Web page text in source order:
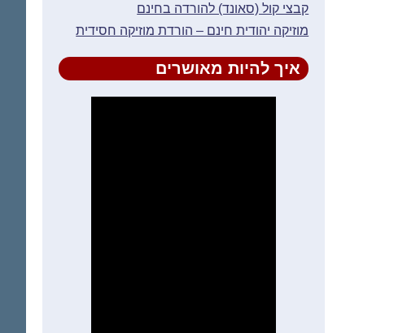
קבצי קול (סאונד) להורדה בחינם
מוזיקה יהודית חינם – הורדת מוזיקה חסידית
איך להיות מאושרים